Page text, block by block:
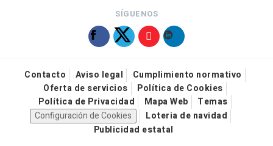
SÍGUENOS
Contacto Aviso legal
Cumplimiento normativo
Oferta de servicios
Política de Cookies
Política de Privacidad
Mapa Web
Temas
Configuración de Cookies
Loteria de navidad
Publicidad estatal